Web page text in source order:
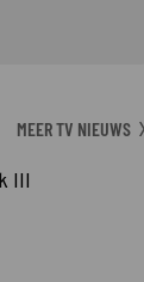
MEER TV NIEUWS
III